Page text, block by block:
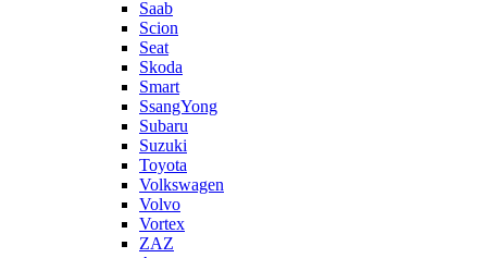
Saab
Scion
Seat
Skoda
Smart
SsangYong
Subaru
Suzuki
Toyota
Volkswagen
Volvo
Vortex
ZAZ